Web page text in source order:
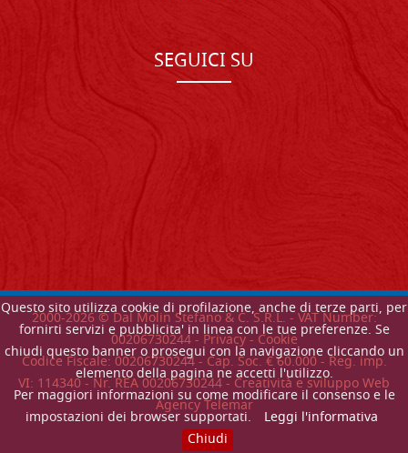
Questo sito utilizza cookie di profilazione, anche di terze parti, per
fornirti servizi e pubblicita' in linea con le tue preferenze. Se
chiudi questo banner o prosegui con la navigazione cliccando un
elemento della pagina ne accetti l'utilizzo.
Per maggiori informazioni su come modificare il consenso e le
impostazioni dei browser supportati.
Leggi l'informativa
Chiudi
SEGUICI SU
2000-2026© Dal Molin Stefano & C. S.R.L. - VAT Number:
00206730244 - Privacy-Cookie
Codice Fiscale: 00206730244 - Cap. Soc. € 60.000 - Reg. imp.
VI: 114340 - Nr. REA 00206730244 - Creatività e sviluppo Web
Agency Telemar